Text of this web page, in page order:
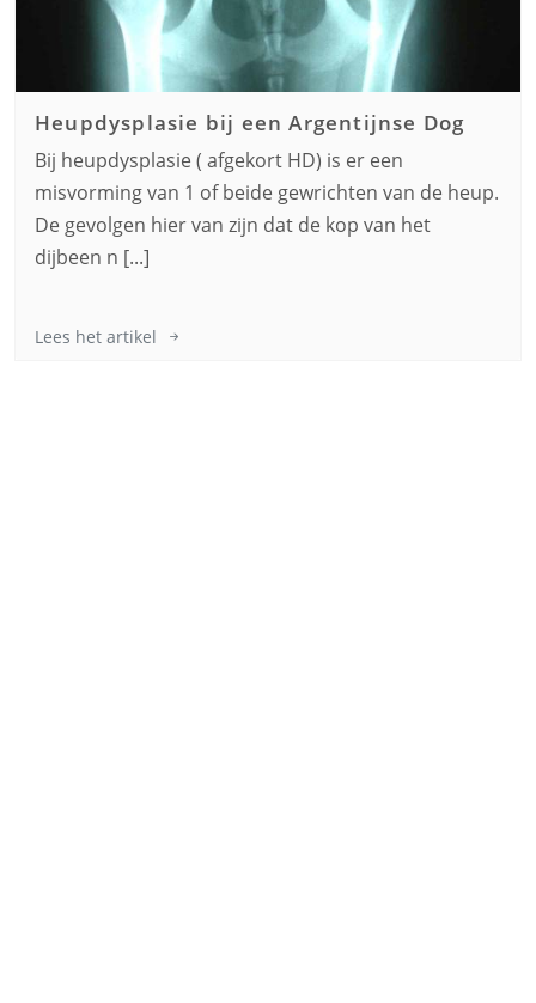
Heupdysplasie bij eenArgentijnse Dog
Bij heupdysplasie ( afgekort HD) is er een
misvorming van 1 of beide gewrichten van de heup.
De gevolgen hier van zijn dat de kop van het
dijbeen n [...]
Lees het artikel